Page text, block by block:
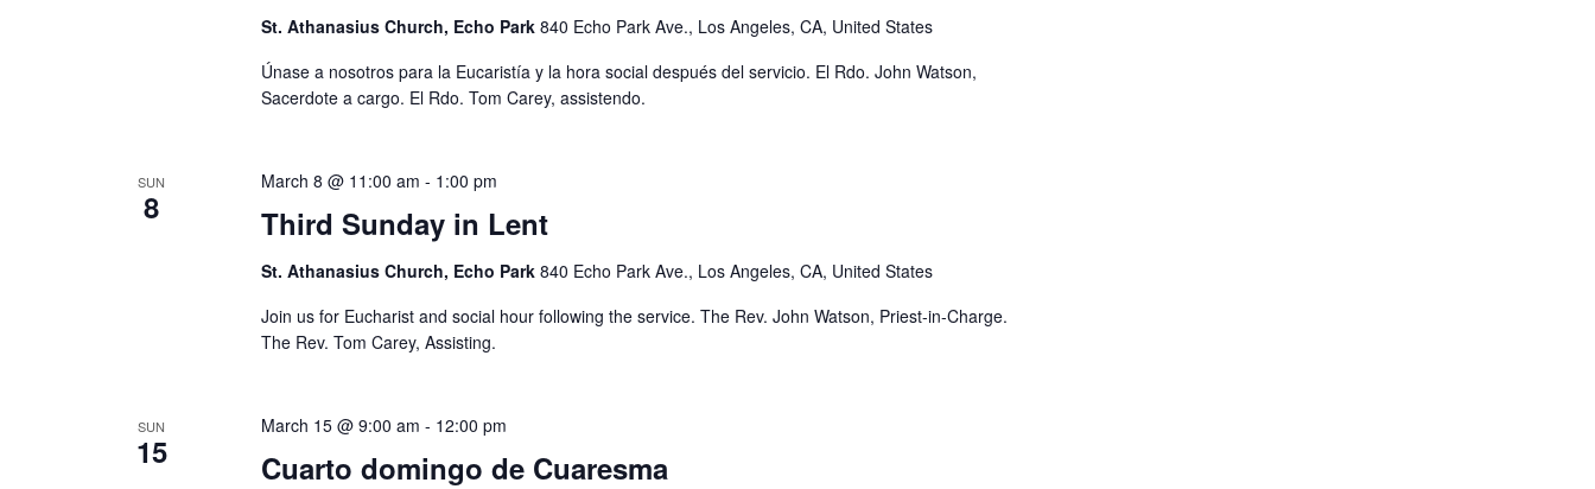
St. Athanasius Church, Echo Park 840 Echo Park Ave., Los Angeles, CA, United States
Únase a nosotros para la Eucaristía y la hora social después del servicio. El Rdo. John Watson,
Sacerdote a cargo. El Rdo. Tom Carey, assistendo.
SUN
8 Third Sunday in Lent
March 8 @ 11:00 am - 1:00 pm
St. Athanasius Church, Echo Park 840 Echo Park Ave., Los Angeles, CA, United States
Join us for Eucharist and social hour following the service. The Rev. John Watson, Priest-in-Charge.
The Rev. Tom Carey, Assisting.
SUN
15 Cuarto domingo de Cuaresma
March 15 @ 9:00 am - 12:00 pm